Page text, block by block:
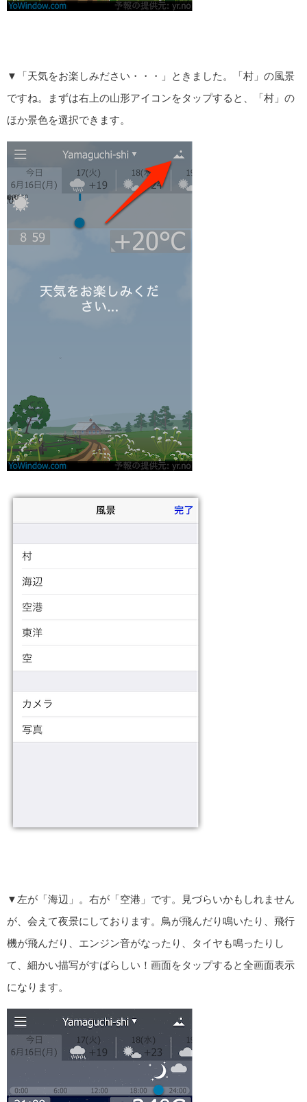
▼「天気をお楽しみださい・・・」ときました。「村」の風景
ですね。まずは右上の山形アイコンをタップすると、「村」の
ほか景色を選択できます。
▼左が「海辺」。右が「空港」です。見づらいかもしれません
が、会えて夜景にしております。鳥が飛んだり鳴いたり、飛行
機が飛んだり、エンジン音がなったり、タイヤも鳴ったりし
て、細かい描写がすばらしい！画面をタップすると全画面表示
になります。